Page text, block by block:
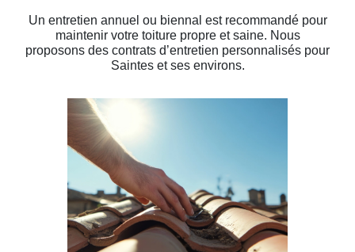
Un entretien annuel ou biennal est recommandé pour
maintenir votre toiture propre et saine. Nous
proposons des contrats d’entretien personnalisés pour
Saintes et ses environs.